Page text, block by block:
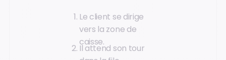
Le client se dirige
vers la zone de
caisse.
Il attend son tour